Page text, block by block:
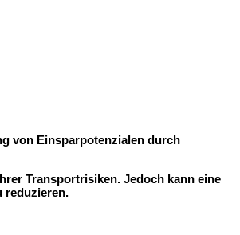
von Einsparpotenzialen durch
Transportrisiken. Jedoch kann eine
reduzieren.